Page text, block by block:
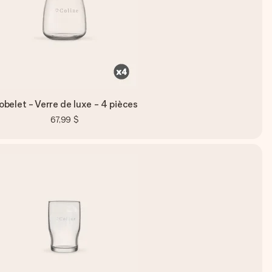
- Verre de luxe - 4 pièces
67,99 $